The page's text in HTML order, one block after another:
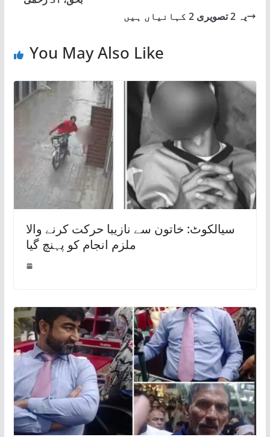
یہ 2 تصویری 2 کہانیاں ہیں
You May Also Like
سیالکوٹ: خاتون سے نازیبا حرکت کرنے والا
ملزم انجام کو پہنچ گیا